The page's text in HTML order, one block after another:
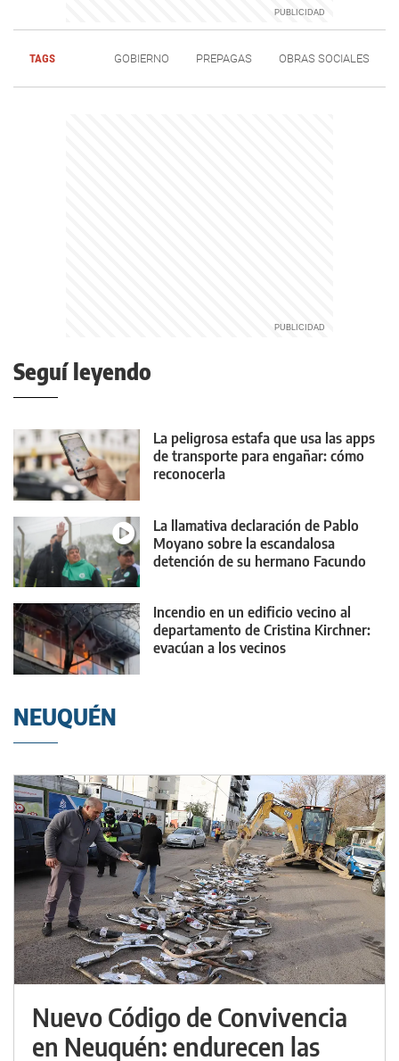
TAGS GOBIERNO PREPAGAS OBRAS SOCIALES
Seguí leyendo
La peligrosa estafa que usa las apps
de transporte para engañar: cómo
reconocerla
La llamativa declaración de Pablo
Moyano sobre la escandalosa
detención de su hermano Facundo
Incendio en un edificio vecino al
departamento de Cristina Kirchner:
evacúan a los vecinos
NEUQUÉN
Nuevo Código de Convivencia
en Neuquén: endurecen las